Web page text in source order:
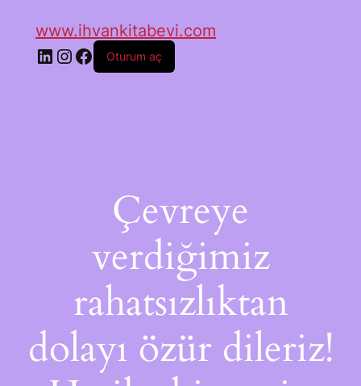
www.ihvankitabevi.com
Oturum aç
Çevreye
verdiğimiz
rahatsızlıktan
dolayı özür dileriz!